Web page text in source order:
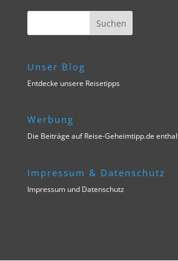
Unser Blog
Entdecke unsere Reisetipps
Werbung
Die Beiträge auf Reise-Geheimtipp.de
Impressum & Datenschutz
Impressum und Datenschutz